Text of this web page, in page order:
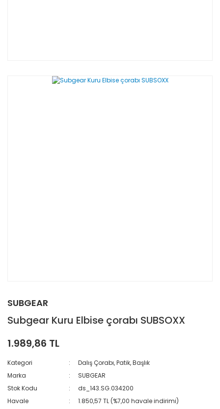
SUBGEAR
Subgear Kuru Elbise çorabı SUBSOXX
1.989,86 TL
Kategori
Dalış Çorabı, Patik, Başlık
Marka
SUBGEAR
Stok Kodu
ds_143.SG.034200
Havale
1.850,57 TL (%7,00 havale indirimi)